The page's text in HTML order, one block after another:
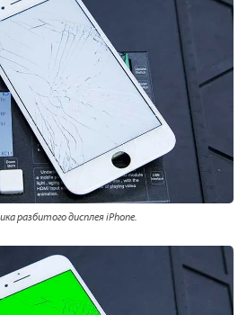
разбитого дисплея iPhone.